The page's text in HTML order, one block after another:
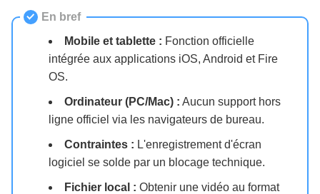
En bref
Mobile et tablette : Fonction officielle
intégrée aux applications iOS, Android et Fire
OS.
Ordinateur (PC/Mac) : Aucun support hors
ligne officiel via les navigateurs de bureau.
Contraintes : L'enregistrement d'écran
logiciel se solde par un blocage technique.
Fichier local : Obtenir une vidéo au format